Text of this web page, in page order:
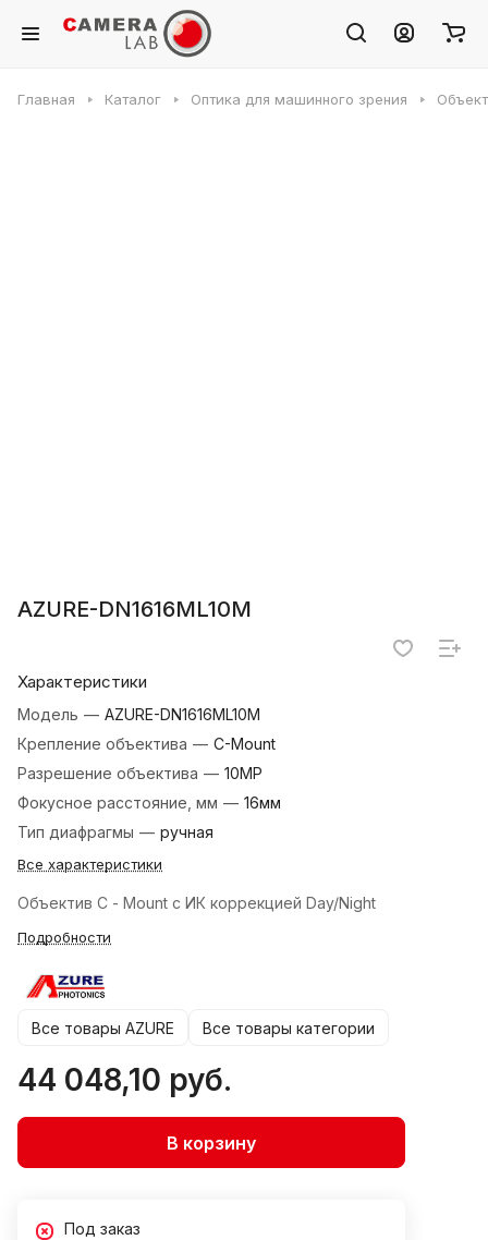
Главная Каталог Оптика для машинного зрения
AZURE-DN1616ML10M
Характеристики
Модель — AZURE-DN1616ML10M
Крепление объектива — C-Mount
Разрешение объектива — 10MP
Фокусное расстояние, мм — 16мм
Тип диафрагмы — ручная
Все характеристики
Объектив C - Mount с ИК коррекцией Day/Night
Подробности
Все товары AZURE Все товары категории
44 048,10 руб.
В корзину
Под заказ